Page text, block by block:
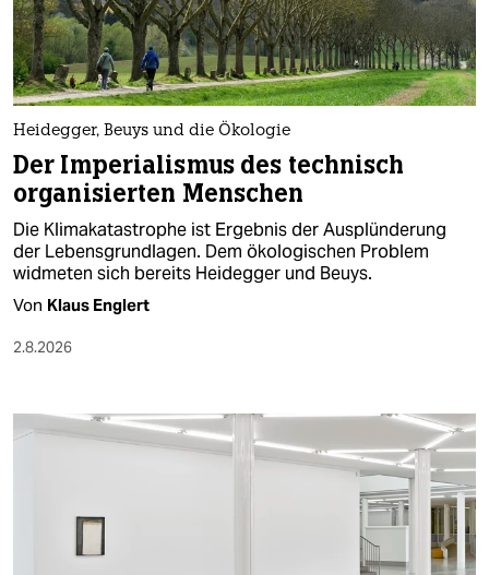
nord
wahrheit
verlag
verlag
veranstaltungen
shop
fragen & hilfe
abo
genossenschaft
Heidegger, Beuys und die Ökologie
Der Imperialismus des technisch
organisierten Menschen
Die Klimakatastrophe ist Ergebnis der Ausplünderung
der Lebensgrundlagen. Dem ökologischen Problem
widmeten sich bereits Heidegger und Beuys.
Von Klaus Englert
2.8.2026